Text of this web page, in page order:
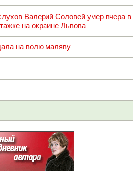
Валерий Соловей умер вчера в
на окраине Львова
на волю маляву